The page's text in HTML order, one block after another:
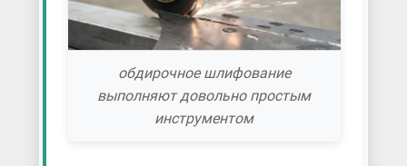
обдирочное шлифование
выполняют довольно простым
инструментом